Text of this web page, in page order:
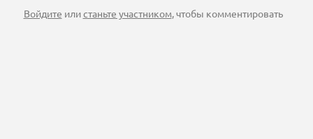
Войдите илистаньте участником, чтобы комментировать